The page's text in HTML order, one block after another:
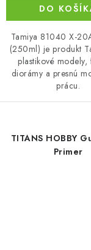
DO
Tamiya 81040 X-
(250ml) je produkt
plastikové modely,
diorámy a presnú
prácu.
TITANS HOBBY
Primer